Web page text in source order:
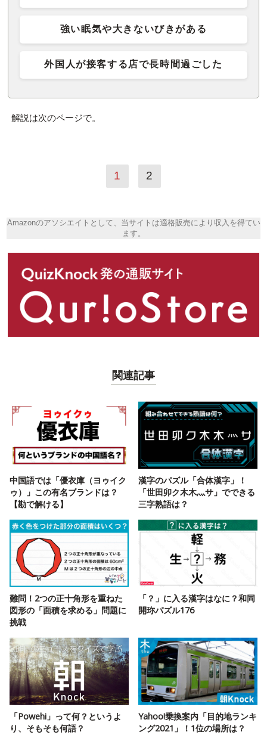
強い眠気や大きないびきがある
外国人が接客する店で長時間過ごした
解説は次のページで。
1 2
Amazonのアソシエイトとして、当サイトは適格販売により収入を得てい
ます。
関連記事
中国語では「優衣庫（ヨゥイク
ゥ）」この有名ブランドは？
【勘で解ける】
漢字のパズル「合体漢字」！
「世田卯ク木木灬サ」でできる
三字熟語は？
難問！2つの正十角形を重ねた
図形の「面積を求める」問題に
挑戦
「？」に入る漢字はなに？和同
開珎パズル176
「Powehi」って何？というよ
り、そもそも何語？
Yahoo!乗換案内「目的地ランキ
ング2021」！1位の場所は？